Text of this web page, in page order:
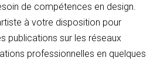
de compétences en design.
à votre disposition pour
publications sur les réseaux
professionnelles en quelques